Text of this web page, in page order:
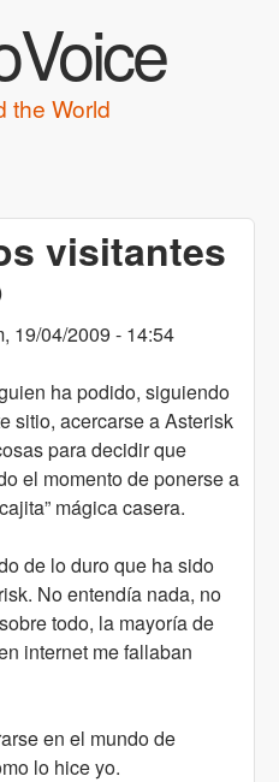
the World
visitantes
19/04/2009 - 14:54
ha podido, siguiendo
sitio, acercarse a Asterisk
para decidir que
el momento de ponerse a
mágica casera.
de lo duro que ha sido
No entendía nada, no
todo, la mayoría de
internet me fallaban
en el mundo de
lo hice yo.